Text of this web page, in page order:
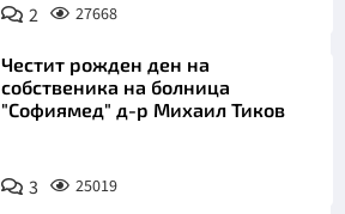
2 27668
Честит рожден ден на
собственика на болница
"Софиямед" д-р Михаил Тиков
3 25019